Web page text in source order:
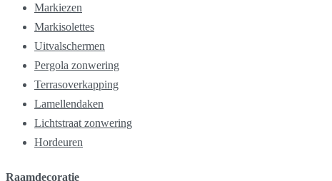
Markiezen
Markisolettes
Uitvalschermen
Pergola zonwering
Terrasoverkapping
Lamellendaken
Lichtstraat zonwering
Hordeuren
Raamdecoratie